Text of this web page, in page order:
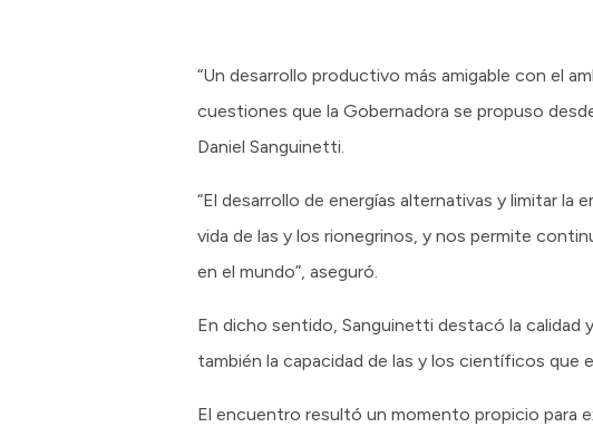
“Un desarrollo productivo más amigable con el
cuestiones que la Gobernadora se propuso
Daniel Sanguinetti.
“El desarrollo de energías alternativas y limitar la
vida de las y los rionegrinos, y nos permite
en el mundo”, aseguró.
En dicho sentido, Sanguinetti destacó la calidad
también la capacidad de las y los científicos
El encuentro resultó un momento propicio para